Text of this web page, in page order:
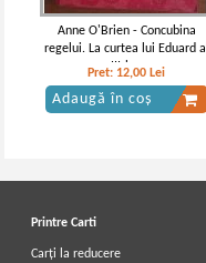
Anne O'Brien - Concubina
regelui. La curtea lui Eduard al
III-lea
Pret: 12,00 Lei
Adaugă în coș
Printre Carti
Carți la reducere